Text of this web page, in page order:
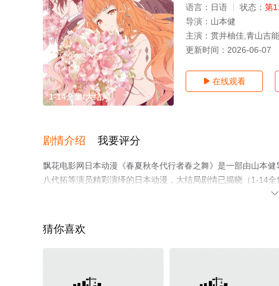
1-14全集/大结局
语言： 日语 状态： 第
导演： 山本健
主演： 贯井柚佳,青山吉
更新时间： 2026-06-07
 在线观看
剧情介绍 我要评分
飘花电影网日本动漫《春夏秋冬代行者春之舞》是一部由山本
八代拓等演员精彩演绎的日本动漫，大结局剧情已揭晓（1-14

猜你喜欢